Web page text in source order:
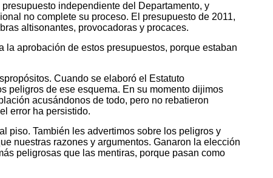
independiente del Departamento, y
no complete su proceso. El presupuesto de 2011,
altisonantes, provocadoras y procaces.
aprobación de estos presupuestos, porque estaban
Cuando se elaboró el Estatuto
peligros de ese esquema. En su momento dijimos
acusándonos de todo, pero no rebatieron
error ha persistido.
piso. También les advertimos sobre los peligros y
nuestras razones y argumentos. Ganaron la elección
peligrosas que las mentiras, porque pasan como